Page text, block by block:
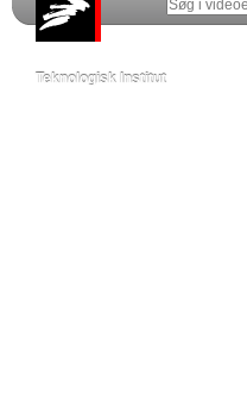
Teknologisk Institut